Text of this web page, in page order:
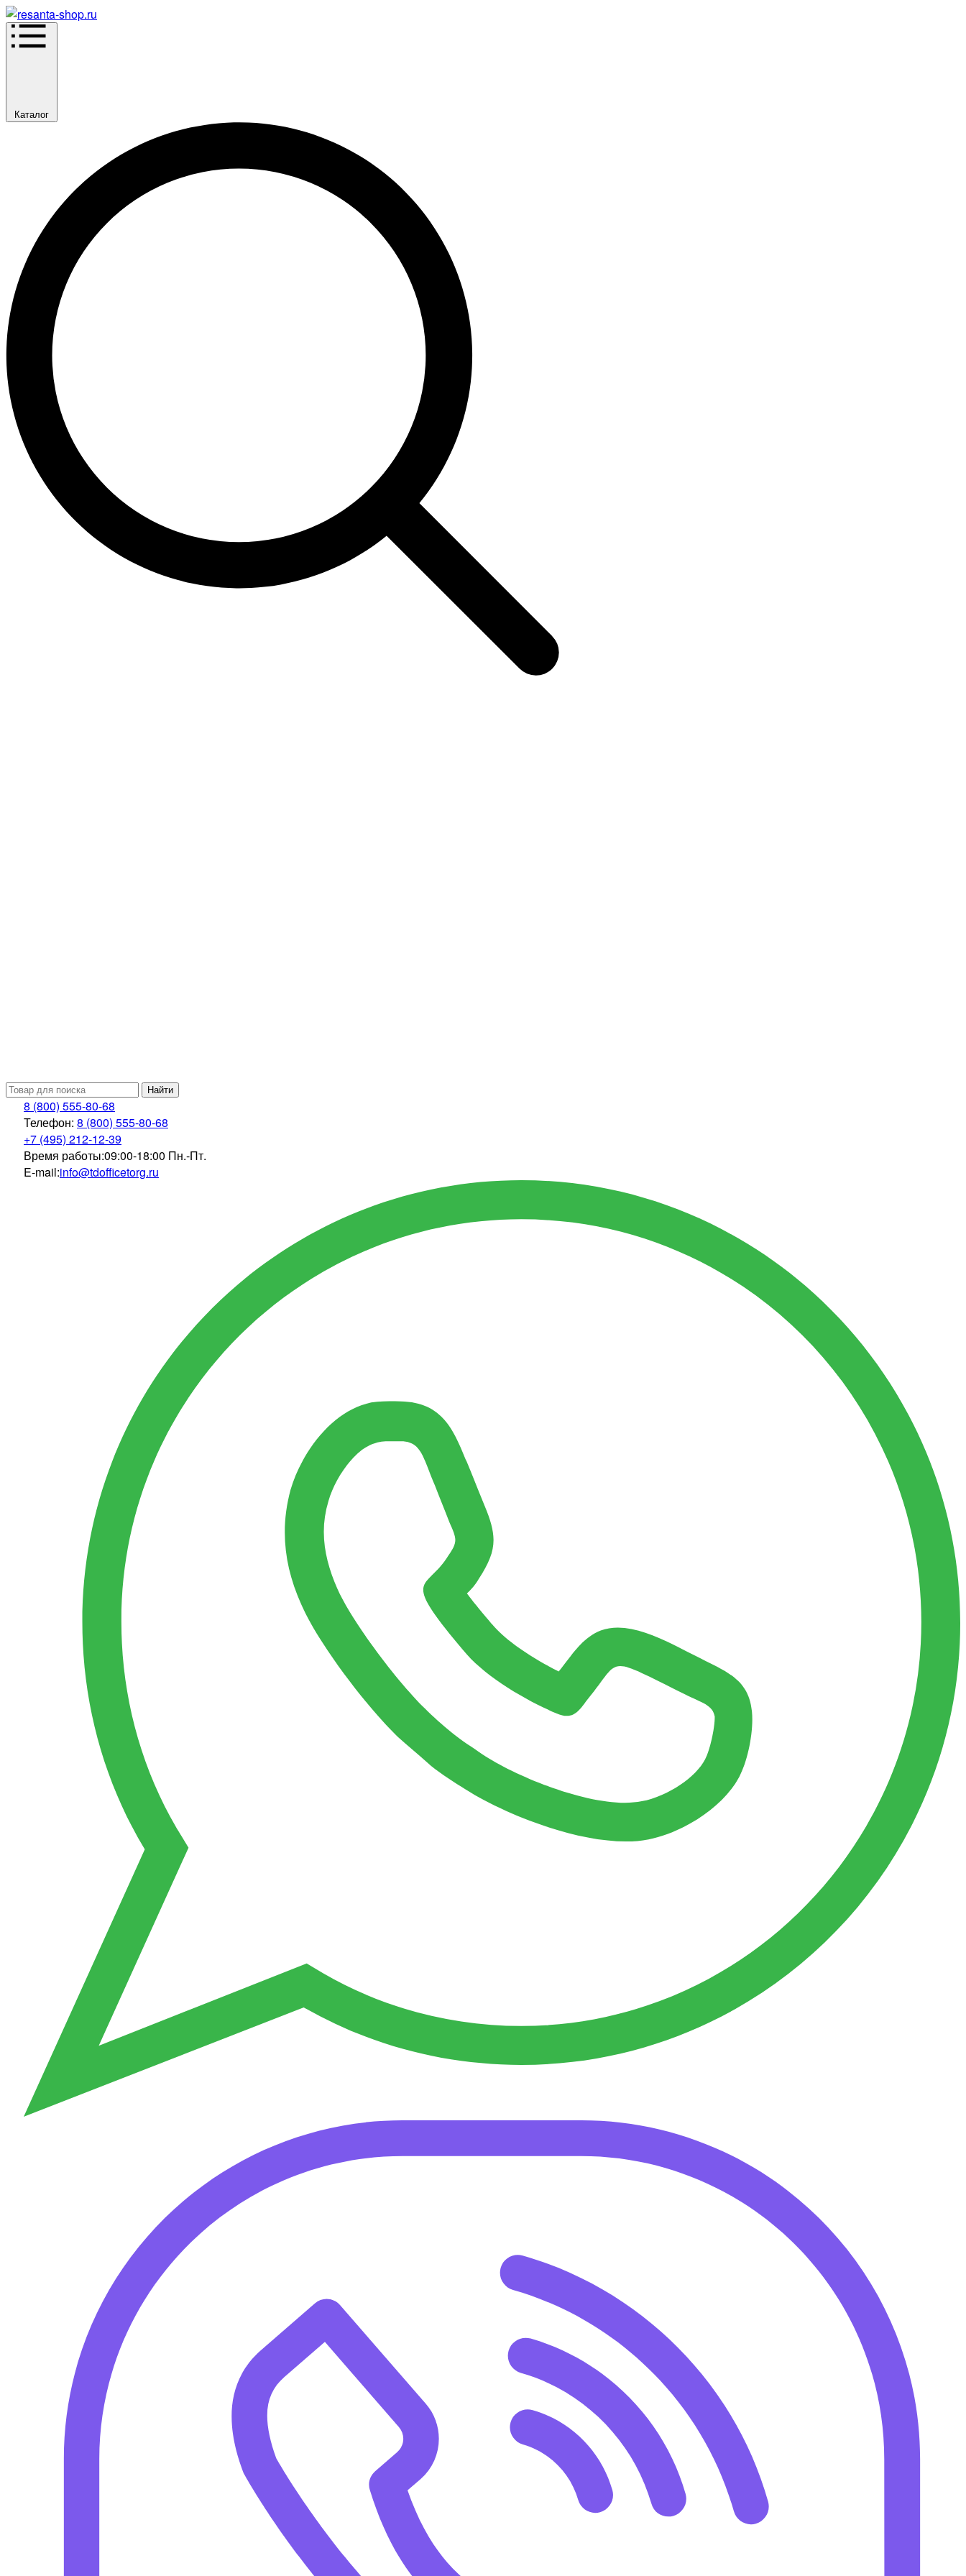
Каталог
Найти
8 (800) 555-80-68
Телефон: 8 (800) 555-80-68
+7 (495) 212-12-39
Время работы:09:00-18:00 Пн.-Пт.
E-mail:info@tdofficetorg.ru